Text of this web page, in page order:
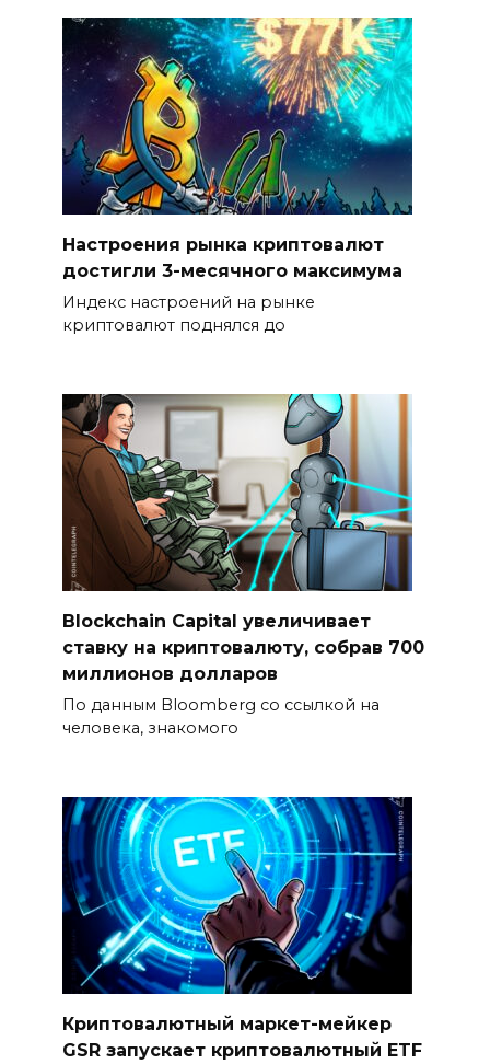
Настроения рынка криптовалют
достигли 3-месячного максимума
Индекс настроений на рынке
криптовалют поднялся до
Blockchain Capital увеличивает
ставку на криптовалюту, собрав 700
миллионов долларов
По данным Bloomberg со ссылкой на
человека, знакомого
Криптовалютный маркет-мейкер
GSR запускает криптовалютный ETF